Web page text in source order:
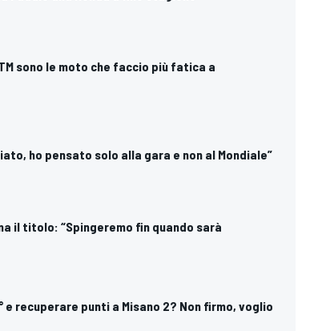
sono le moto che faccio più fatica a
ho pensato solo alla gara e non al Mondiale”
il titolo: “Spingeremo fin quando sarà
e recuperare punti a Misano 2? Non firmo, voglio